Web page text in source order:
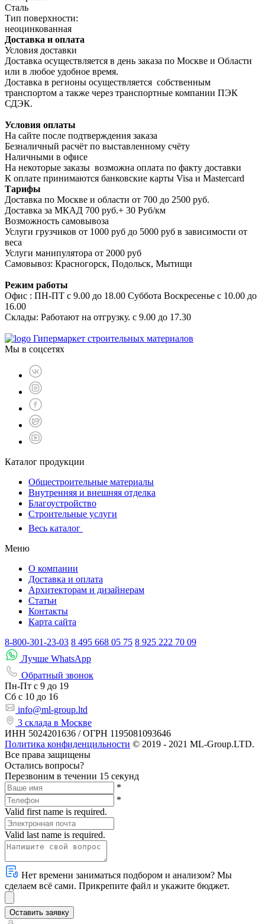
Сталь
Тип поверхности:
неоцинкованная
Доставка и оплата
Условия доставки
Доставка осуществляется в день заказа по Москве и Области
или в любое удобное время.
Доставка в регионы осуществляется собственным
транспортом а также через транспортные компании ПЭК
СДЭК.
Условия оплаты
На сайте после подтверждения заказа
Безналичный расчёт по выставленному счёту
Наличными в офисе
На некоторые заказы возможна оплата по факту доставки
К оплате принимаются банковские карты Visa и Masterсard
Тарифы
Доставка по Москве и области от 700 до 2500 руб.
Доставка за МКАД 700 руб.+ 30 Руб/км
Возможность самовывоза
Услуги грузчиков от 1000 руб до 5000 руб в зависимости от
веса
Услуги манипулятора от 2000 руб
Самовывоз: Красногорск, Подольск, Мытищи
Режим работы
Офис : ПН-ПТ с 9.00 до 18.00 Суббота Воскресенье с 10.00 до
16.00
Склады: Работают на отгрузку. с 9.00 до 17.30
Гипермаркет строительных материалов
Мы в соцсетях
Каталог продукции
Общестроительные материалы
Внутренняя и внешняя отделка
Благоустройство
Строительные услуги
Весь каталог
Меню
О компании
Доставка и оплата
Архитекторам и дизайнерам
Статьи
Контакты
Карта сайта
8-800-301-23-03 8 495 668 05 75 8 925 222 70 09
Лучше WhatsApp
Обратный звонок
Пн-Пт с 9 до 19
Сб с 10 до 16
info@ml-group.ltd
3 склада в Москве
ИНН 5024201636 / ОГРН 1195081093646
Политика конфиденцильности © 2019 - 2021 ML-Group.LTD.
Все права защищены
Остались вопросы?
Перезвоним в течении 15 секунд
*
*
Valid first name is required.
Valid last name is required.
Нет времени заниматься подбором и анализом? Мы
сделаем всё сами. Прикрепите файл и укажите бюджет.
Оставить заявку